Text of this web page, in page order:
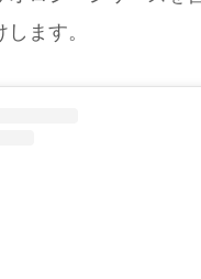
ます。